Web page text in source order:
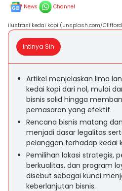
News Channel
ilustrasi kedai kopi (unsplash.com/
Intinya Sih
Artikel menjelaskan lima
kedai kopi dari nol, mulai
bisnis solid hingga
pemasaran yang efektif.
Rencana bisnis matang
menjadi dasar legalitas
pelanggan terhadap kedai
Pemilihan lokasi strategis,
berkualitas, dan program
disebut sebagai kunci
keberlanjutan bisnis.